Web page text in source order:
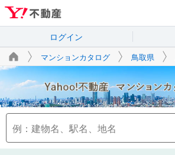
ログイン
マンションカタログ 鳥取県